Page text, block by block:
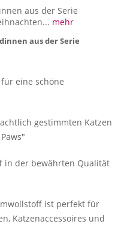
aus der Serie
mehr
aus der Serie
eine schöne
gestimmten Katzen
in der bewährten Qualität
ist perfekt für
Katzenaccessoires und